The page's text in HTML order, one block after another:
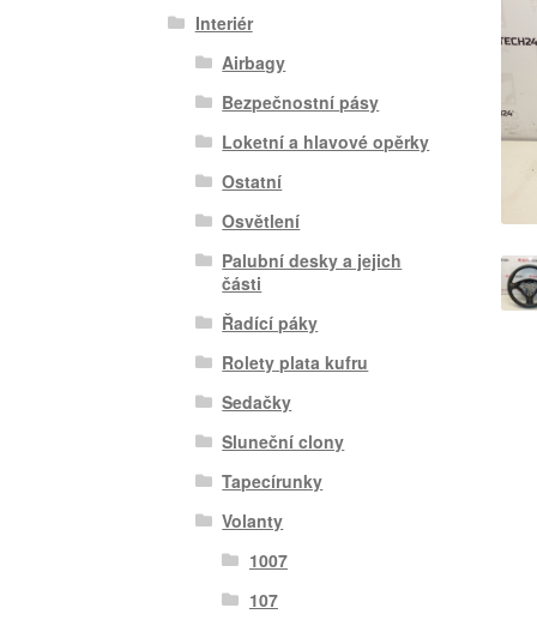
Interiér
Airbagy
Bezpečnostní pásy
Loketní a hlavové opěrky
Ostatní
Osvětlení
Palubní desky a jejich
části
Řadící páky
Rolety plata kufru
Sedačky
Sluneční clony
Tapecírunky
Volanty
1007
107